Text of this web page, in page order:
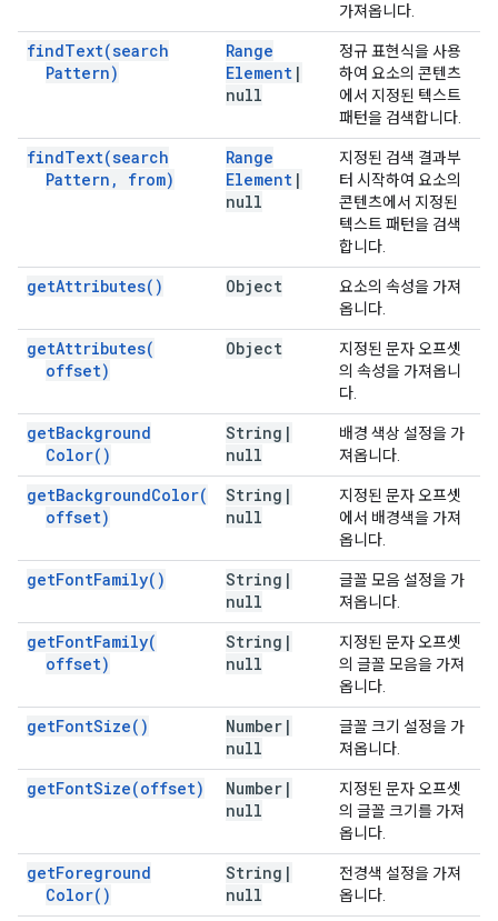
가져옵니다.
findText(search
Pattern)
Range
Element |
null
정규 표현식을 사용
하여 요소의 콘텐츠
에서 지정된 텍스트
패턴을 검색합니다.
findText(search
Pattern , from)
Range
Element |
null
지정된 검색 결과부
터 시작하여 요소의
콘텐츠에서 지정된
텍스트 패턴을 검색
합니다.
getAttributes( ) Object
요소의 속성을 가져
옵니다.
getAttributes(
offset)
Object
지정된 문자 오프셋
의 속성을 가져옵니
다.
getBackground
Color( )
String |
null
배경 색상 설정을 가
져옵니다.
getBackgroundColor(
offset)
String |
null
지정된 문자 오프셋
에서 배경색을 가져
옵니다.
getFontFamily( ) String |
null
글꼴 모음 설정을 가
져옵니다.
getFontFamily(
offset)
String |
null
지정된 문자 오프셋
의 글꼴 모음을 가져
옵니다.
getFontSize( ) Number |
null
글꼴 크기 설정을 가
져옵니다.
getFontSize(offset) Number |
null
지정된 문자 오프셋
의 글꼴 크기를 가져
옵니다.
getForeground
Color( )
String |
null
전경색 설정을 가져
옵니다.